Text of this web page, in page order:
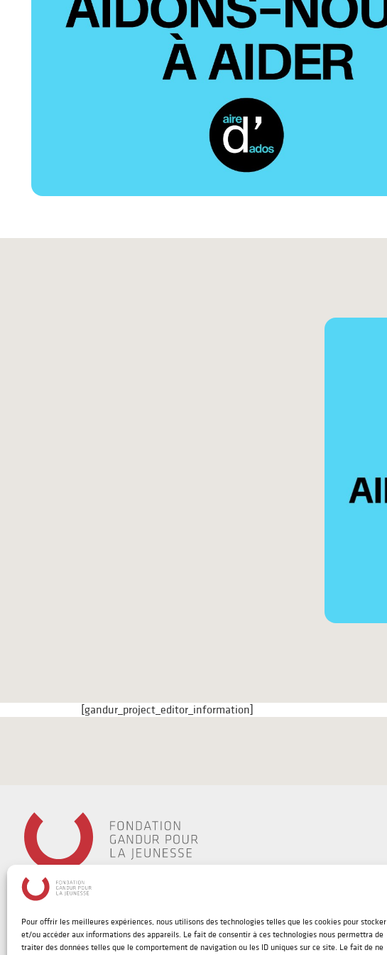
Pour offrir les meilleures expériences, nous utilisons des technologies telles que les cookies pour stocker
et/ou accéder aux informations des appareils. Le fait de consentir à ces technologies nous permettra de
traiter des données telles que le comportement de navigation ou les ID uniques sur ce site. Le fait de ne
[gandur_project_editor_information]